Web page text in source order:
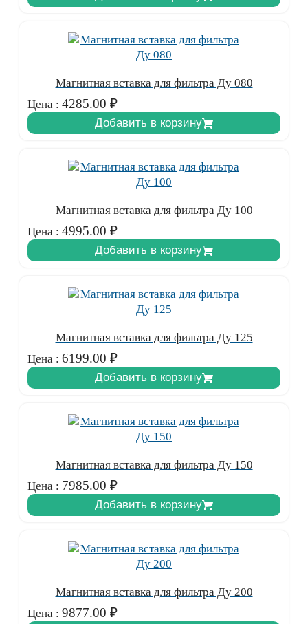
Магнитная вставка для фильтра Ду 080
Цена : 4285.00 ₽
Добавить в корзину
Магнитная вставка для фильтра Ду 100
Цена : 4995.00 ₽
Добавить в корзину
Магнитная вставка для фильтра Ду 125
Цена : 6199.00 ₽
Добавить в корзину
Магнитная вставка для фильтра Ду 150
Цена : 7985.00 ₽
Добавить в корзину
Магнитная вставка для фильтра Ду 200
Цена : 9877.00 ₽